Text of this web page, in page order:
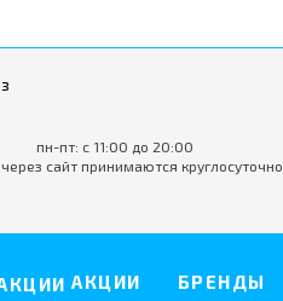
пн-пт: с 11:00 до 20:00
сайт принимаются круглосуточно
АКЦИИ БРЕНДЫ